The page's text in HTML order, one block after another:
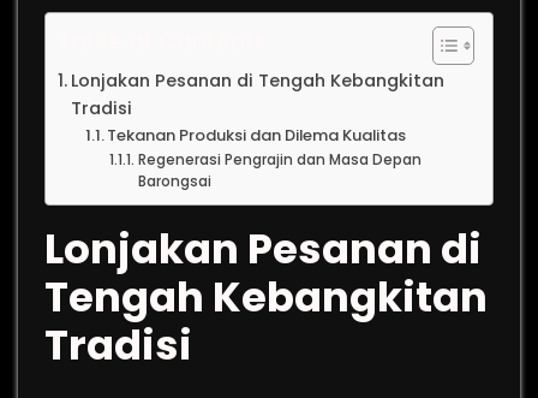
Lonjakan Pesanan di Tengah Kebangkitan
Tradisi
Tekanan Produksi dan Dilema Kualitas
Regenerasi Pengrajin dan Masa Depan
Barongsai
Lonjakan Pesanan di
Tengah Kebangkitan
Tradisi